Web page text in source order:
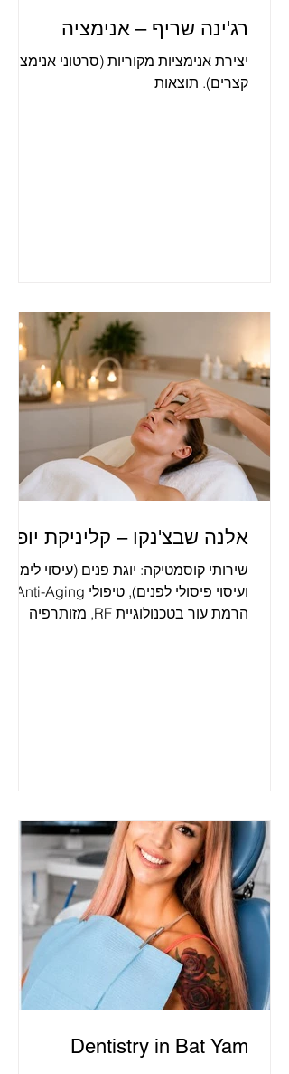
רג'ינה שריף – אנימציה
יצירת אנימציות מקוריות (סרטוני אנימציה
קצרים). תוצאות
אלנה שבצ'נקו – קליניקת יופי
שירותי קוסמטיקה: יוגת פנים (עיסוי
הרמת עור בטכנולוגיית RF, מזותרפיה
Dentistry in Bat Yam